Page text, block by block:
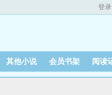
登录
其他小说 会员书架 阅读